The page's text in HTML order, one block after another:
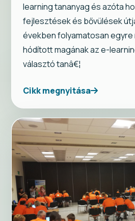
learning tananyag és azóta
fejlesztések és bővülések
években folyamatosan
hódított magának az e-
választó tanâ€¦
Cikk megnyitása